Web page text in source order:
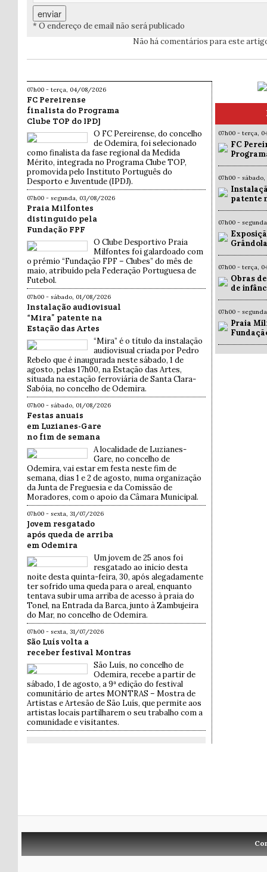
* O endereço de email não será publicado
Não há comentários para este
07h00 - terça, 04/08/2026
FC Pereirense
finalista do Programa
Clube TOP do IPDJ
O FC Pereirense, do concelho
de Odemira, foi selecionado
como finalista da fase regional da Medida
Mérito, integrada no Programa Clube TOP,
promovida pelo Instituto Português do
Desporto e Juventude (IPDJ).
07h00 - segunda, 03/08/2026
Praia Milfontes
distinguido pela
Fundação FPF
O Clube Desportivo Praia
Milfontes foi galardoado com
o prémio “Fundação FPF – Clubes” do mês de
maio, atribuído pela Federação Portuguesa de
Futebol.
07h00 - sábado, 01/08/2026
Instalação audiovisual
“Mira” patente na
Estação das Artes
“Mira” é o título da instalação
audiovisual criada por Pedro
Rebelo que é inaugurada neste sábado, 1 de
agosto, pelas 17h00, na Estação das Artes,
situada na estação ferroviária de Santa Clara-
Sabóia, no concelho de Odemira.
07h00 - sábado, 01/08/2026
Festas anuais
em Luzianes-Gare
no fim de semana
A localidade de Luzianes-
Gare, no concelho de
Odemira, vai estar em festa neste fim de
semana, dias 1 e 2 de agosto, numa organização
da Junta de Freguesia e da Comissão de
Moradores, com o apoio da Câmara Municipal.
07h00 - sexta, 31/07/2026
Jovem resgatado
após queda de arriba
em Odemira
Um jovem de 25 anos foi
resgatado ao início desta
noite desta quinta-feira, 30, após alegadamente
ter sofrido uma queda para o areal, enquanto
tentava subir uma arriba de acesso à praia do
Tonel, na Entrada da Barca, junto à Zambujeira
do Mar, no concelho de Odemira.
07h00 - sexta, 31/07/2026
São Luís volta a
receber festival Montras
São Luís, no concelho de
Odemira, recebe a partir de
sábado, 1 de agosto, a 9ª edição do festival
comunitário de artes MONTRAS – Mostra de
Artistas e Artesão de São Luís, que permite aos
artistas locais partilharem o seu trabalho com a
comunidade e visitantes.
07h00 - terça,
FC
07h00 -
patente
07h00 -
07h00 - terça,
Obras
de
07h00 -
Praia